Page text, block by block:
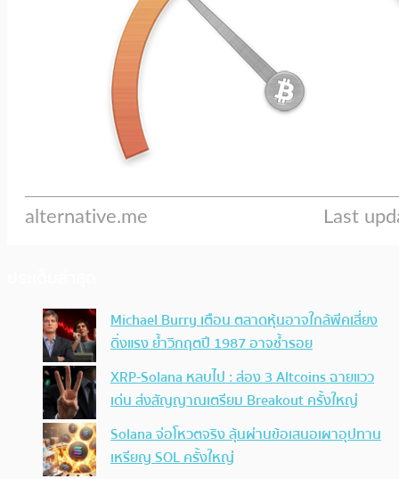
Michael Burry เตือน ตลาดหุ้นอาจใกล้พีคเสี่ยง
ดิ่งแรง ย้ำวิกฤตปี 1987 อาจซ้ำรอย
XRP-Solana หลบไป : ส่อง 3 Altcoins ฉายแวว
เด่น ส่งสัญญาณเตรียม Breakout ครั้งใหญ่
Solana จ่อโหวตจริง ลุ้นผ่านข้อเสนอเผาอุปทาน
เหรียญ SOL ครั้งใหญ่